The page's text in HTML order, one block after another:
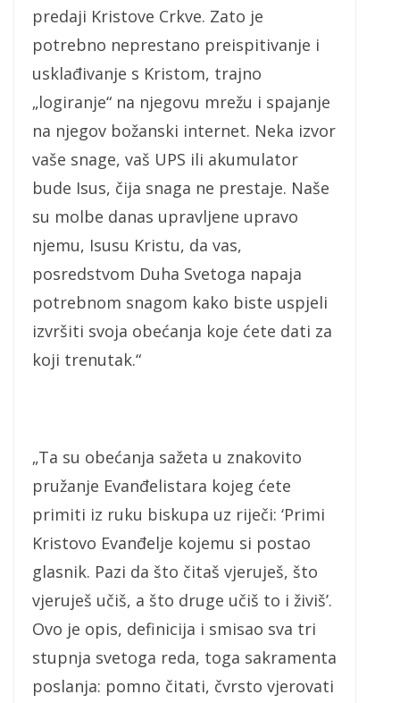
predaji Kristove Crkve. Zato je
potrebno neprestano preispitivanje i
usklađivanje s Kristom, trajno
„logiranje“ na njegovu mrežu i spajanje
na njegov božanski internet. Neka izvor
vaše snage, vaš UPS ili akumulator
bude Isus, čija snaga ne prestaje. Naše
su molbe danas upravljene upravo
njemu, Isusu Kristu, da vas,
posredstvom Duha Svetoga napaja
potrebnom snagom kako biste uspjeli
izvršiti svoja obećanja koje ćete dati za
koji trenutak.“
„Ta su obećanja sažeta u znakovito
pružanje Evanđelistara kojeg ćete
primiti iz ruku biskupa uz riječi: ‘Primi
Kristovo Evanđelje kojemu si postao
glasnik. Pazi da što čitaš vjeruješ, što
vjeruješ učiš, a što druge učiš to i živiš’.
Ovo je opis, definicija i smisao sva tri
stupnja svetoga reda, toga sakramenta
poslanja: pomno čitati, čvrsto vjerovati